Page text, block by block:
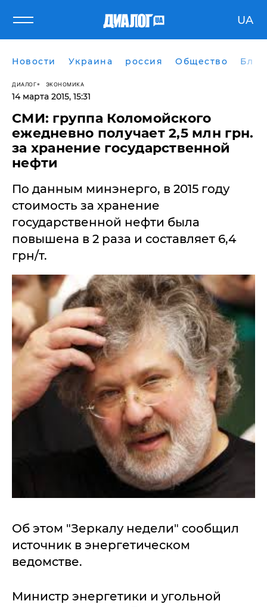
UA
Новости Украина россия Общество
ДИАЛОГ ЭКОНОМИКА
14 марта 2015, 15:31
СМИ: группа Коломойского
ежедневно получает 2,5 млн грн.
за хранение государственной
нефти
По данным минэнерго, в 2015 году
стоимость за хранение
государственной нефти была
повышена в 2 раза и составляет 6,4
грн/т.
Об этом "Зеркалу недели" сообщил
источник в энергетическом
ведомстве.
Министр энергетики и угольной